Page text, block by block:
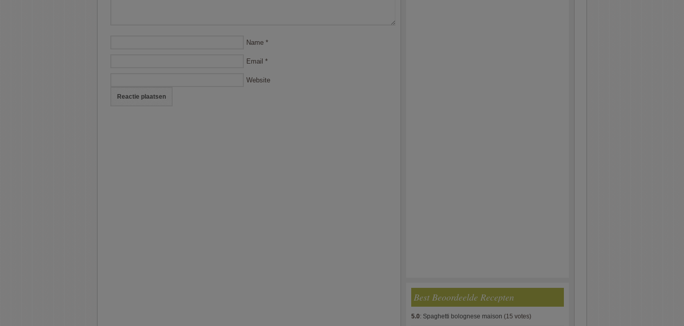
Name *
Email *
Website
Best Beoordeelde Recepten
5.0: Spaghetti bolognese maison (15 votes)